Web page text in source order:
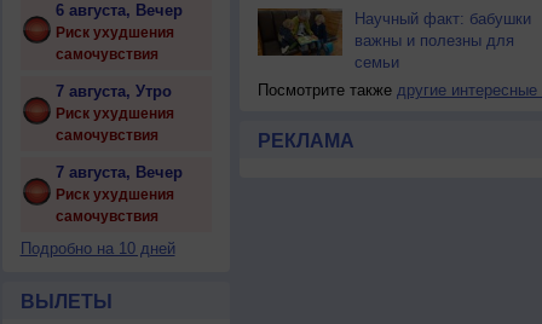
6 августа, Вечер
Риск ухудшения
самочувствия
7 августа, Утро
Риск ухудшения
самочувствия
7 августа, Вечер
Риск ухудшения
самочувствия
Подробно на 10 дней
ВЫЛЕТЫ
Научный факт: бабушки
важны и полезны для
семьи
Посмотрите также другие интересные
РЕКЛАМА